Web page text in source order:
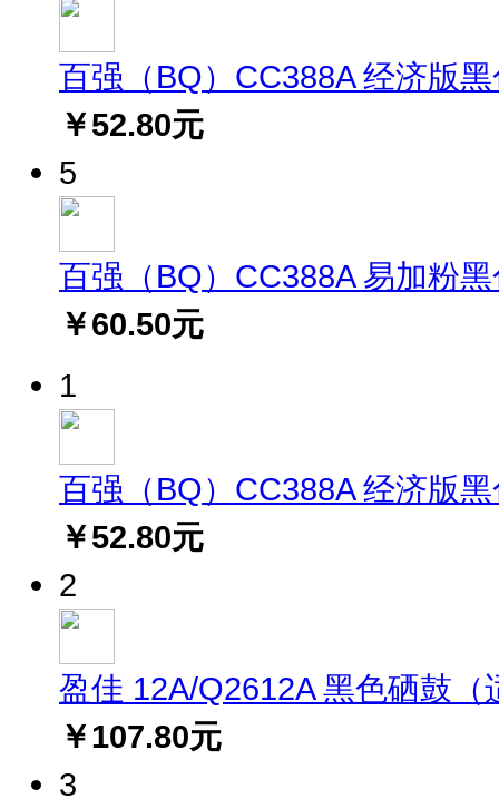
百强（BQ）CC388A 经济版
￥52.80元
5
百强（BQ）CC388A 易加粉
￥60.50元
1
百强（BQ）CC388A 经济版
￥52.80元
2
盈佳 12A/Q2612A 黑色硒鼓
￥107.80元
3